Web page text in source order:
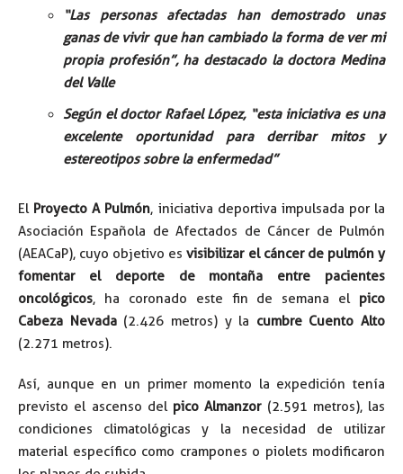
“Las personas afectadas han demostrado unas
ganas de vivir que han cambiado la forma de ver mi
propia profesión”, ha destacado la doctora Medina
del Valle
Según el doctor Rafael López, “esta iniciativa es una
excelente oportunidad para derribar mitos y
estereotipos sobre la enfermedad”
El Proyecto A Pulmón, iniciativa deportiva impulsada por la
Asociación Española de Afectados de Cáncer de Pulmón
(AEACaP), cuyo objetivo esvisibilizar el cáncer de pulmón y
fomentar el deporte de montaña entre pacientes
oncológicos, ha coronado este fin de semana el pico
Cabeza Nevada(2.426 metros) y la cumbre Cuento Alto
(2.271 metros).
Así, aunque en un primer momento la expedición tenía
previsto el ascenso del pico Almanzor(2.591 metros), las
condiciones climatológicas y la necesidad de utilizar
material específico como crampones o piolets modificaron